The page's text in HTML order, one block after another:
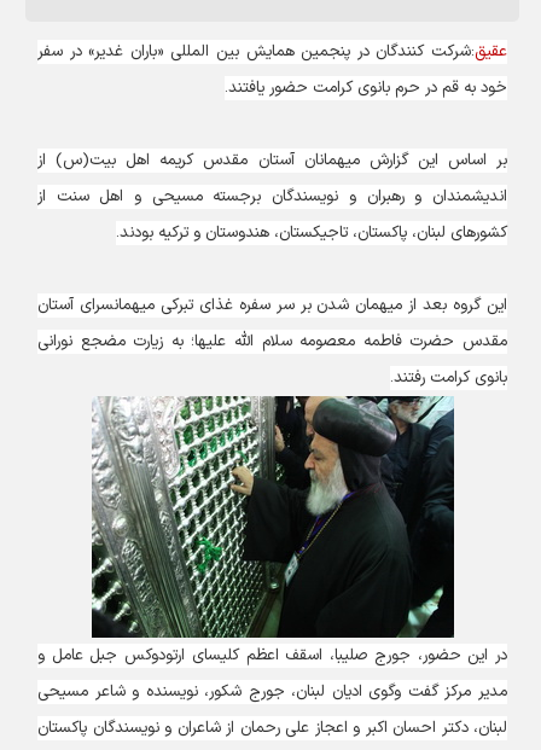
عقیق:شرکت کنندگان در پنجمین همایش بین المللی «باران غدیر» در سفر
خود به قم در حرم بانوی کرامت حضور یافتند.
بر اساس این گزارش میهمانان آستان مقدس کریمه اهل بیت(س) از
اندیشمندان و رهبران و نویسندگان برجسته مسیحی و اهل سنت از
کشورهای لبنان، پاکستان، تاجیکستان، هندوستان و ترکیه بودند.
این گروه بعد از میهمان شدن بر سر سفره غذای تبرکی میهمانسرای آستان
مقدس حضرت فاطمه معصومه سلام الله علیها؛ به زیارت مضجع نورانی
بانوی کرامت رفتند.
در این حضور، جورج صلیبا، اسقف اعظم کلیسای ارتودوکس جبل عامل و
مدیر مرکز گفت وگوی ادیان لبنان، جورج شکور، نویسنده و شاعر مسیحی
لبنان، دکتر احسان اکبر و اعجاز علی رحمان از شاعران و نویسندگان پاکستان